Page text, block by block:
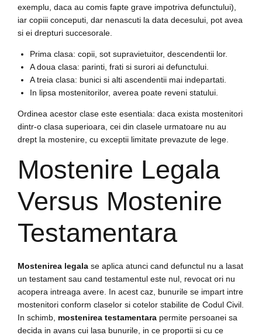
exemplu, daca au comis fapte grave impotriva defunctului),
iar copiii conceputi, dar nenascuti la data decesului, pot avea
si ei drepturi succesorale.
Prima clasa: copii, sot supravietuitor, descendentii lor.
A doua clasa: parinti, frati si surori ai defunctului.
A treia clasa: bunici si alti ascendentii mai indepartati.
In lipsa mostenitorilor, averea poate reveni statului.
Ordinea acestor clase este esentiala: daca exista mostenitori
dintr-o clasa superioara, cei din clasele urmatoare nu au
drept la mostenire, cu exceptii limitate prevazute de lege.
Mostenire Legala
Versus Mostenire
Testamentara
Mostenirea legala se aplica atunci cand defunctul nu a lasat
un testament sau cand testamentul este nul, revocat ori nu
acopera intreaga avere. In acest caz, bunurile se impart intre
mostenitori conform claselor si cotelor stabilite de Codul Civil.
In schimb, mostenirea testamentara permite persoanei sa
decida in avans cui lasa bunurile, in ce proportii si cu ce